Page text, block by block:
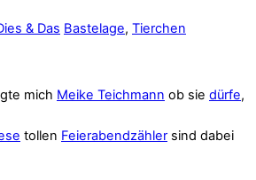
& Das Bastelage, Tierchen
mich Meike Teichmann ob sie dürfe,
tollen Feierabendzähler sind dabei